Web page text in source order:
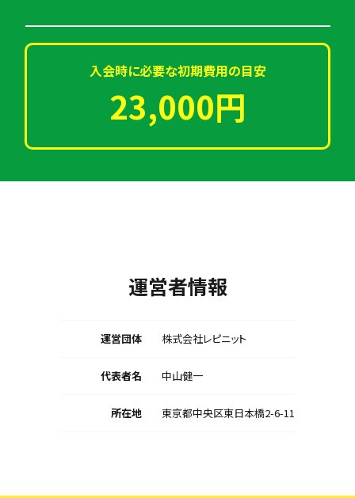
入会時に必要な初期費用の目安
23,000円
運営者情報
運営団体 株式会社レピニット
代表者名 中山健一
所在地 東京都中央区東日本橋2-6-11